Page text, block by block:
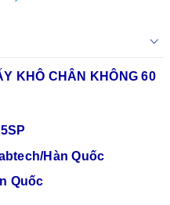
KHÔ CHÂN KHÔNG 60
Hàn Quốc
Quốc